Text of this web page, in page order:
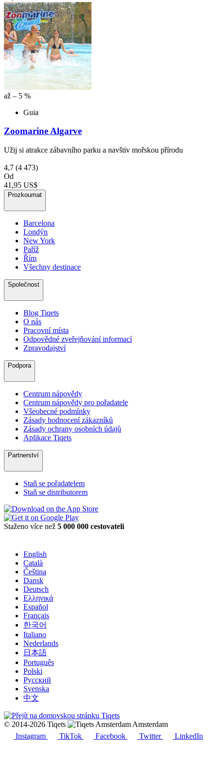
až – 5 %
Guia
Zoomarine Algarve
Užij si atrakce zábavního parku a navštiv mořskou přírodu
4,7 (4 473)
Od
41,95 US$
Prozkoumat
Barcelona
Londýn
New York
Paříž
Řím
Všechny destinace
Společnost
Blog Tiqets
O nás
Pracovní místa
Odpovědné zveřejňování informací
Zpravodajství
Podpora
Centrum nápovědy
Centrum nápovědy pro pořadatele
Všeobecné podmínky
Zásady hodnocení zákazníků
Zásady ochrany osobních údajů
Aplikace Tiqets
Partnerství
Staň se pořadatelem
Staň se distributorem
Staženo více než 5 000 000 cestovateli
English
Català
Čeština
Dansk
Deutsch
Ελληνικά
Español
Français
한국어
Italiano
Nederlands
日本語
Português
Polski
Русский
Svenska
中文
© 2014-2026 Tiqets
Amsterdam
Instagram
TikTok Facebook Twitter LinkedIn